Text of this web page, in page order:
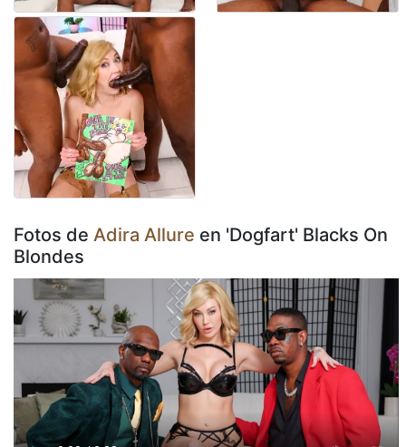
Fotos de Adira Allure en 'Dogfart' Blacks On
Blondes